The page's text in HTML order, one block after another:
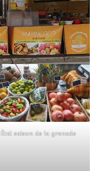
Étal saison de la grenade